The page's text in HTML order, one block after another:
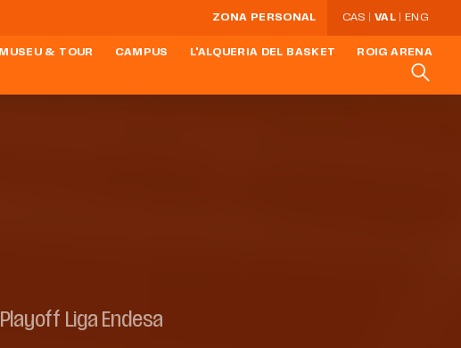
ZONA PERSONAL CAS VAL ENG
MUSEU & TOUR CAMPUS L'ALQUERIA DEL BASKET ROIG ARENA
Playoff Liga Endesa